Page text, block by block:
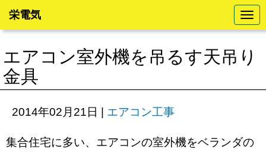
N
a
v
g
a
o
栄電気
エアコン室外機を吊るす天吊り
金具
2014年02月21日 | エアコン工事
集合住宅に多い、エアコンの室外機をベランダの